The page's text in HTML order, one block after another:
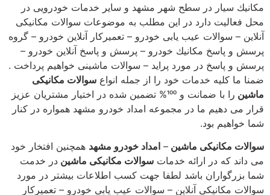
مكانیك سیار در سطح شهر مشهد و سایر خدمات خودرویی در
محل فعالیت دارد در این مطلب به موضوعات سوالات مكانیكی
آنلاین – سوالات عیب یابی خودرو – تعمیركار آنلاین خودرو – گروه
پرسش و پاسخ مكانیك خودرو – پرسش و پاسخ آنلاین خودرو –
پرسش و پاسخ در مورد پراید – سوالات ماشینی خواهیم پرداخت .
ضمنا ما كلیه خدمات خود را از جمله انواع سوالات مكانیكی
ماشین
را با ضمانت و 100% تضمین شده در اختیار مشتریان عزیز
قرار می دهیم ما در مجموعه امداد خودرو مشهد همواره در كنار
شما خواهیم بود.
سوالات مكانیكی ماشین – امداد خودرو مشهد همچنین افتخار خود
می داند كه در ارائه خدمات سوالات مكانیكی ماشین در خدمت
شما بزرگواران باشد لطفا جهت كسب اطلاعات بیشتر در مورد
سوالات مكانیكی آنلاین – سوالات عیب یابی خودرو – تعمیركار